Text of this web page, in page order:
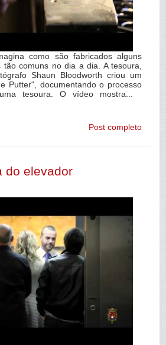
como são fabricados alguns
tão comuns no dia a dia. A tesoura,
Shaun Bloodworth criou um
Putter", documentando o processo
tesoura. O vídeo mostra...
Post completo
do elevador